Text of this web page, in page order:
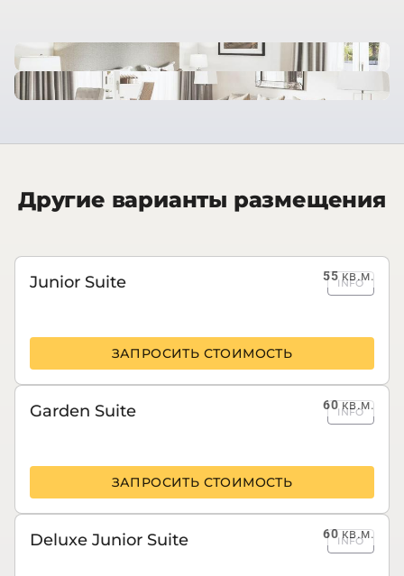
Другие варианты размещения
55кв.м.
Junior Suite INFO
ЗАПРОСИТЬ СТОИМОСТЬ
60кв.м.
Garden Suite INFO
ЗАПРОСИТЬ СТОИМОСТЬ
60кв.м.
Deluxe Junior Suite INFO